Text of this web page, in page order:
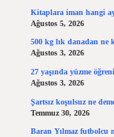
Kitaplara iman hangi
Ağustos 5, 2026
500 kg lık danadan ne
Ağustos 3, 2026
27 yaşında yüzme
Ağustos 3, 2026
Şartsız koşulsuz ne
Temmuz 30, 2026
Baran Yılmaz futbolcu